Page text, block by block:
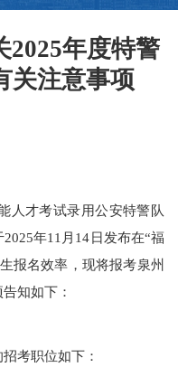
2025年度特警
关注意事项
才考试录用公安特警队
年11月14日发布在“福
报名效率，现将报考泉州
知如下：
考职位如下：